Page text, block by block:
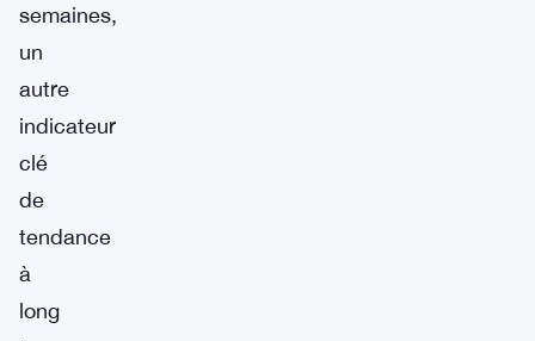
semaines,
un
autre
indicateur
clé
de
tendance
à
long